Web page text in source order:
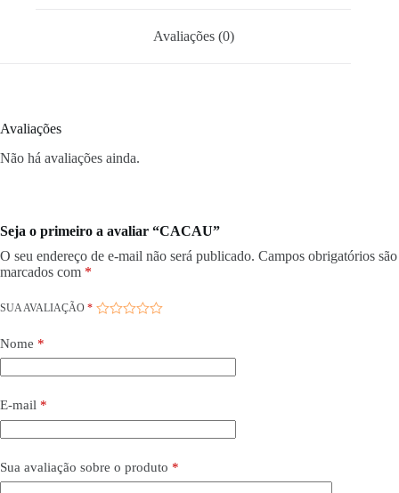
Avaliações (0)
Avaliações
Não há avaliações ainda.
Seja o primeiro a avaliar “CACAU”
O seu endereço de e-mail não será publicado. Campos obrigatórios são
marcados com *
SUA AVALIAÇÃO *
Nome *
E-mail *
Sua avaliação sobre o produto *